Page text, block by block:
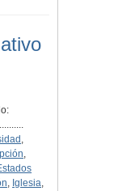
,
,
, Iglesia,